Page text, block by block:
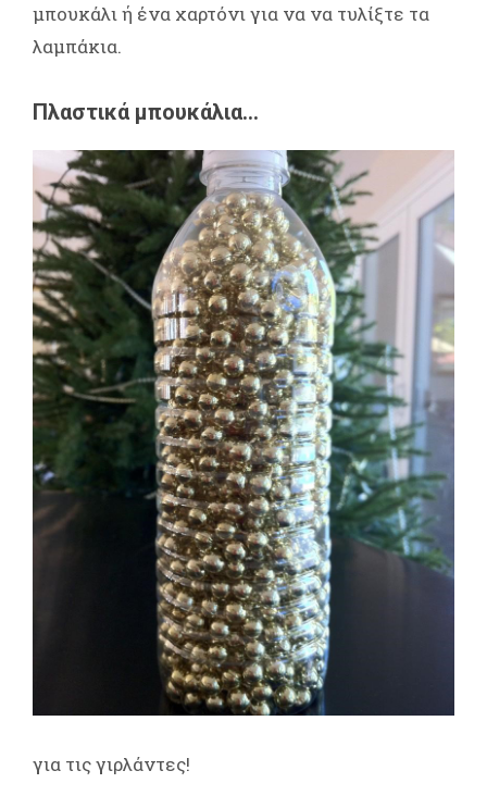
μπουκάλι ή ένα χαρτόνι για να να τυλίξτε τα
λαμπάκια.
Πλαστικά μπουκάλια...
για τις γιρλάντες!